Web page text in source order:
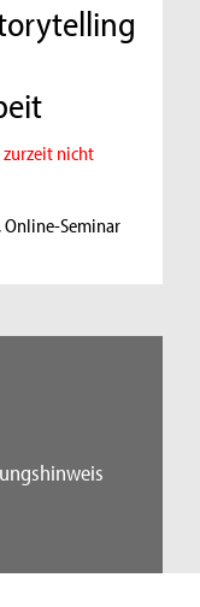
zurzeit nicht
Seminar